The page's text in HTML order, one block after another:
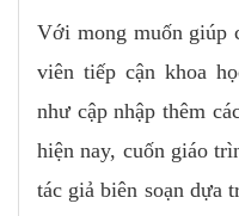
Với mong muốn giúp
viên tiếp cận khoa
như cập nhập thêm
hiện nay, cuốn giáo
tác giả biên soạn dựa